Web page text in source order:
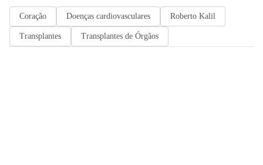
Coração Doenças cardiovasculares Roberto Kalil
Transplantes Transplantes de Órgãos